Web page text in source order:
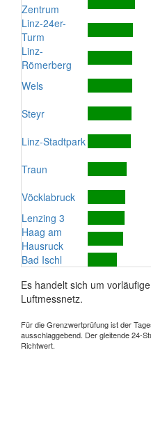
Zentrum
Linz-24er-
Turm
Linz-
Römerberg
Wels
Steyr
Linz-Stadtpark
Traun
Vöcklabruck
Lenzing 3
Haag am
Hausruck
Bad Ischl
Es handelt sich um
Luftmessnetz.
Für die Grenzwertprüfung ist der
ausschlaggebend. Der gleitende 24-
Richtwert.